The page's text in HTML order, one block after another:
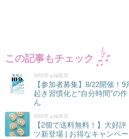
この記事もチェック
朝時間.jp編集部
【参加者募集】8/22開催！
起き習慣化と“自分時間”の
ん
朝時間.jp編集部
【2個で送料無料！】大好
ツ新登場 | お得なキャンペ